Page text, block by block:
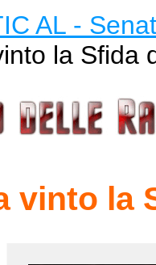
AL -
la Sfida
vinto la